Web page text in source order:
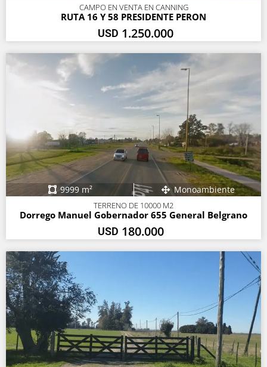
CAMPO EN VENTA EN CANNING
RUTA 16 Y 58 PRESIDENTE PERON
USD 1.250.000
9999 m² Monoambiente
TERRENO DE 10000 M2
Dorrego Manuel Gobernador 655 General Belgrano
USD 180.000